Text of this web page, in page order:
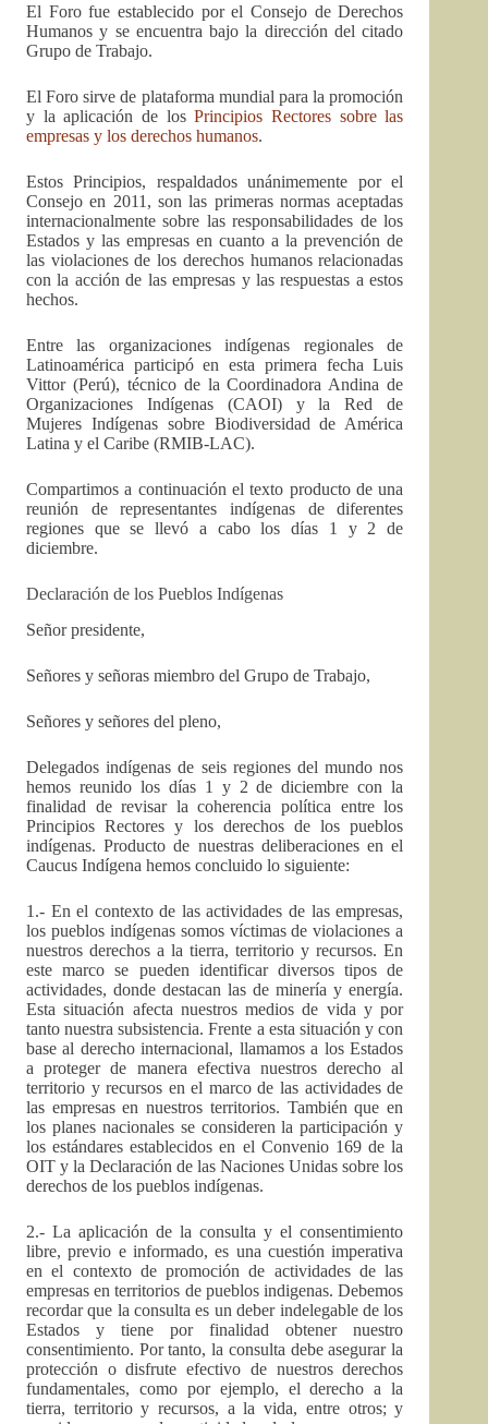
El Foro fue establecido por el Consejo de Derechos
Humanos y se encuentra bajo la dirección del citado
Grupo de Trabajo.
El Foro sirve de plataforma mundial para la promoción
y la aplicación de losPrincipios Rectores sobre las
empresas y los derechos humanos.
Estos Principios, respaldados unánimemente por el
Consejo en 2011, son las primeras normas aceptadas
internacionalmente sobre las responsabilidades de los
Estados y las empresas en cuanto a la prevención de
las violaciones de los derechos humanos relacionadas
con la acción de las empresas y las respuestas a estos
hechos.
Entre las organizaciones indígenas regionales de
Latinoamérica participó en esta primera fecha Luis
Vittor (Perú), técnico de la Coordinadora Andina de
Organizaciones Indígenas (CAOI) y la Red de
Mujeres Indígenas sobre Biodiversidad de América
Latina y el Caribe (RMIB-LAC).
Compartimos a continuación el texto producto de una
reunión de representantes indígenas de diferentes
regiones que se llevó a cabo los días 1 y 2 de
diciembre.
Declaración de los Pueblos Indígenas
Señor presidente,
Señores y señoras miembro del Grupo de Trabajo,
Señores y señores del pleno,
Delegados indígenas de seis regiones del mundo nos
hemos reunido los días 1 y 2 de diciembre con la
finalidad de revisar la coherencia política entre los
Principios Rectores y los derechos de los pueblos
indígenas. Producto de nuestras deliberaciones en el
Caucus Indígena hemos concluido lo siguiente:
1.- En el contexto de las actividades de las empresas,
los pueblos indígenas somos víctimas de violaciones a
nuestros derechos a la tierra, territorio y recursos. En
este marco se pueden identificar diversos tipos de
actividades, donde destacan las de minería y energía.
Esta situación afecta nuestros medios de vida y por
tanto nuestra subsistencia. Frente a esta situación y con
base al derecho internacional, llamamos a los Estados
a proteger de manera efectiva nuestros derecho al
territorio y recursos en el marco de las actividades de
las empresas en nuestros territorios. También que en
los planes nacionales se consideren la participación y
los estándares establecidos en el Convenio 169 de la
OIT y la Declaración de las Naciones Unidas sobre los
derechos de los pueblos indígenas.
2.- La aplicación de la consulta y el consentimiento
libre, previo e informado, es una cuestión imperativa
en el contexto de promoción de actividades de las
empresas en territorios de pueblos indigenas. Debemos
recordar que la consulta es un deber indelegable de los
Estados y tiene por finalidad obtener nuestro
consentimiento. Por tanto, la consulta debe asegurar la
protección o disfrute efectivo de nuestros derechos
fundamentales, como por ejemplo, el derecho a la
tierra, territorio y recursos, a la vida, entre otros; y